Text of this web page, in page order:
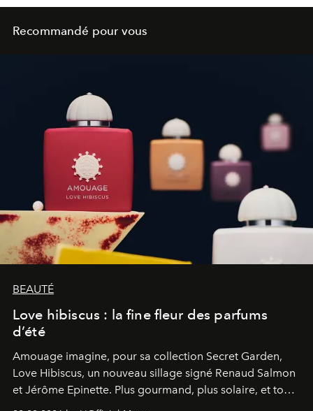
Recommandé pour vous
BEAUTÉ
Love hibiscus : la fine fleur des parfums
d’été
Amouage imagine, pour sa collection Secret Garden,
Love Hibiscus, un nouveau sillage signé Renaud Salmon
et Jérôme Epinette. Plus gourmand, plus solaire, et tout